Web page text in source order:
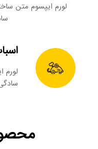
لورم ایپسوم متن
لورم